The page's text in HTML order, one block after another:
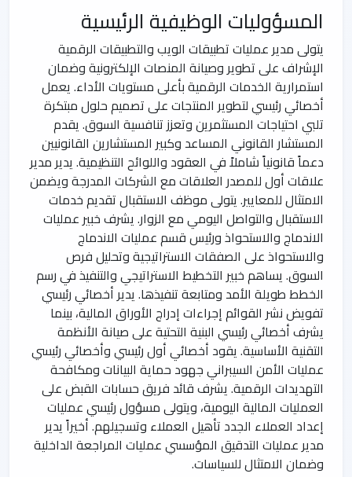
المسؤوليات الوظيفية الرئيسية
يتولى مدير عمليات تطبيقات الويب والتطبيقات الرقمية
الإشراف على تطوير وصيانة المنصات الإلكترونية وضمان
استمرارية الخدمات الرقمية بأعلى مستويات الأداء. يعمل
أخصائي رئيسي لتطوير المنتجات على تصميم حلول مبتكرة
تلبي احتياجات المستثمرين وتعزز تنافسية السوق. يقدم
المستشار القانوني المساعد وكبير المستشارين القانونيين
دعماً قانونياً شاملاً في العقود واللوائح التنظيمية. يدير مدير
علاقات أول للمصدر العلاقات مع الشركات المدرجة ويضمن
الامتثال للمعايير. يتولى موظف الاستقبال تقديم خدمات
الاستقبال والتواصل اليومي مع الزوار. يشرف خبير عمليات
الاندماج والاستحواذ ورئيس قسم عمليات الاندماج
والاستحواذ على الصفقات الاستراتيجية وتحليل فرص
السوق. يساهم خبير التخطيط الاستراتيجي والتنفيذ في رسم
الخطط طويلة الأمد ومتابعة تنفيذها. يدير أخصائي رئيسي
تفويض نشر القوائم إجراءات إدراج الأوراق المالية، بينما
يشرف أخصائي رئيسي البنية التحتية على صيانة الأنظمة
التقنية الأساسية. يقود أخصائي أول رئيسي وأخصائي رئيسي
عمليات الأمن السيبراني جهود حماية البيانات ومكافحة
التهديدات الرقمية. يشرف قائد فريق حسابات القبض على
العمليات المالية اليومية، ويتولى مسؤول رئيسي عمليات
إعداد العملاء الجدد تأهيل العملاء وتسجيلهم. أخيراً يدير
مدير عمليات التدقيق المؤسسي عمليات المراجعة الداخلية
وضمان الامتثال للسياسات.